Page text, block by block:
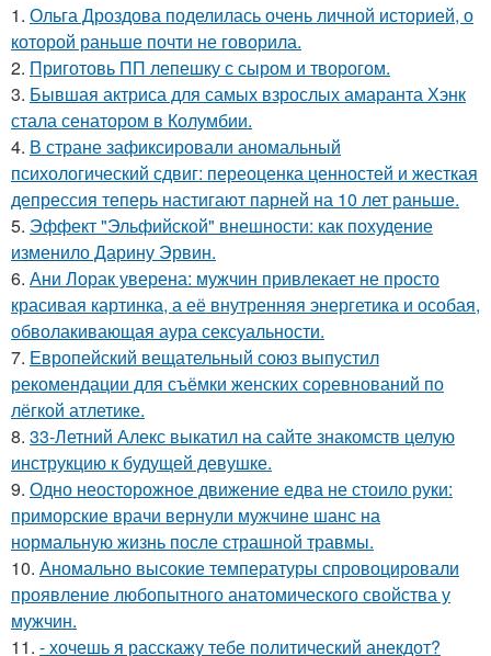
1. Ольга Дроздова поделилась очень личной историей, о
которой раньше почти не говорила.
2. Приготовь ПП лепешку с сыром и творогом.
3. Бывшая актриса для самых взрослых амаранта Хэнк
стала сенатором в Колумбии.
4. В стране зафиксировали аномальный
психологический сдвиг: переоценка ценностей и жесткая
депрессия теперь настигают парней на 10 лет раньше.
5. Эффект "Эльфийской" внешности: как похудение
изменило Дарину Эрвин.
6. Ани Лорак уверена: мужчин привлекает не просто
красивая картинка, а её внутренняя энергетика и особая,
обволакивающая аура сексуальности.
7. Европейский вещательный союз выпустил
рекомендации для съёмки женских соревнований по
лёгкой атлетике.
8. 33-Летний Алекс выкатил на сайте знакомств целую
инструкцию к будущей девушке.
9. Одно неосторожное движение едва не стоило руки:
приморские врачи вернули мужчине шанс на
нормальную жизнь после страшной травмы.
10. Аномально высокие температуры спровоцировали
проявление любопытного анатомического свойства у
мужчин.
11. - хочешь я расскажу тебе политический анекдот?